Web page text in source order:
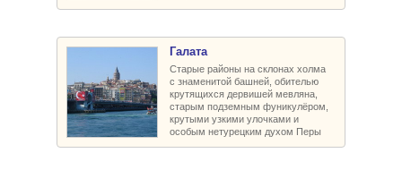
Галата
Старые районы на склонах холма
с знаменитой башней, обителью
крутящихся дервишей мевляна,
старым подземным фуникулёром,
крутыми узкими улочками и
особым нетурецким духом Перы